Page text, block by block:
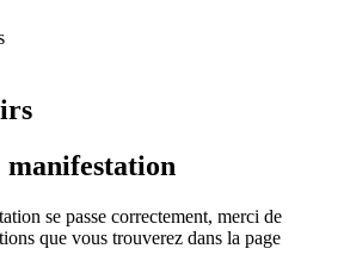
manifestation
se passe correctement, merci de
que vous trouverez dans la page